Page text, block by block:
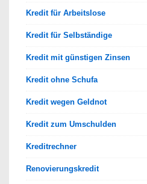
Kredit für Arbeitslose
Kredit für Selbständige
Kredit mit günstigen Zinsen
Kredit ohne Schufa
Kredit wegen Geldnot
Kredit zum Umschulden
Kreditrechner
Renovierungskredit